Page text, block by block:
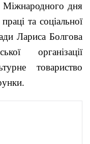
Міжнародного дня
та соціальної
Лариса Болгова
організації
товариство